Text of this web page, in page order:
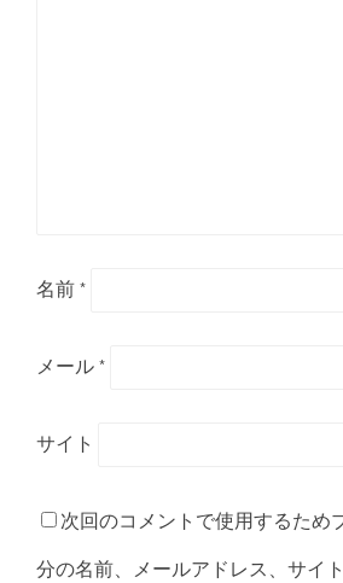
名前 *
メール *
サイト
次回のコメントで使用するため
分の名前、メールアドレス、サイ